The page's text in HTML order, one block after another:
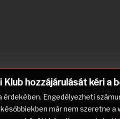
hozzájárulását kéri a
Engedélyezheti
már nem szeretne